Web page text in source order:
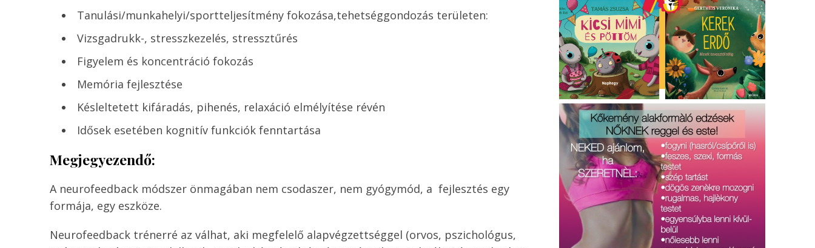
Tanulási/munkahelyi/sportteljesítmény fokozása,tehetséggondozás területen:
Vizsgadrukk-, stresszkezelés, stressztűrés
Figyelem és koncentráció fokozás
Memória fejlesztése
Késleltetett kifáradás, pihenés, relaxáció elmélyítése révén
Idősek esetében kognitív funkciók fenntartása
Megjegyezendő:
A neurofeedback módszer önmagában nem csodaszer, nem gyógymód, a fejlesztés egy
formája, egy eszköze.
Neurofeedback trénerré az válhat, aki megfelelő alapvégzettséggel (orvos, pszichológus,